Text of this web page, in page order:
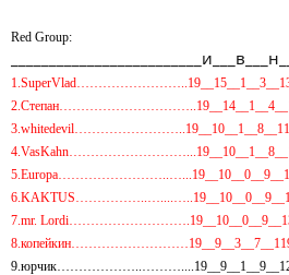
Red Group:
7.mr.